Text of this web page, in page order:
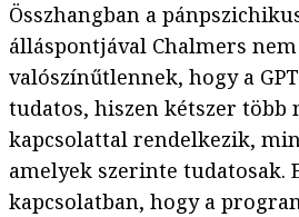
Összhangban a
álláspontjával Chalmers
valószínűtlennek, hogy a
tudatos, hiszen kétszer
kapcsolattal rendelkezik,
amelyek szerinte tudatosak.
kapcsolatban, hogy a